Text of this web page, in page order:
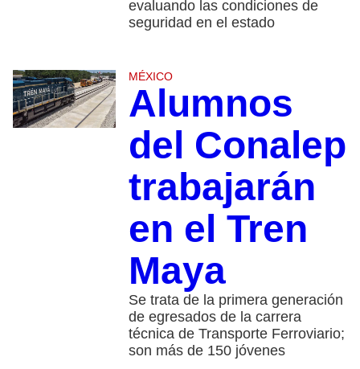
evaluando las condiciones de
seguridad en el estado
MÉXICO
Alumnos
del Conalep
trabajarán
en el Tren
Maya
Se trata de la primera generación
de egresados de la carrera
técnica de Transporte Ferroviario;
son más de 150 jóvenes